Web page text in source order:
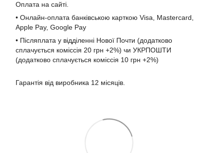
Оплата на сайті.
• Онлайн-оплата банківською карткою Visa, Mastercard,
Apple Pay, Google Pay
• Післяплата у відділенні Нової Почти (додатково
сплачується коміссія 20 грн +2%) чи УКРПОШТИ
(додатково сплачується коміссія 10 грн +2%)
Гарантія від виробника 12 місяців.